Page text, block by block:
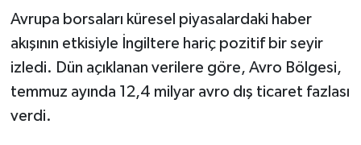
Avrupa borsaları küresel piyasalardaki haber
akışının etkisiyle İngiltere hariç pozitif bir seyir
izledi. Dün açıklanan verilere göre, Avro Bölgesi,
temmuz ayında 12,4 milyar avro dış ticaret fazlası
verdi.